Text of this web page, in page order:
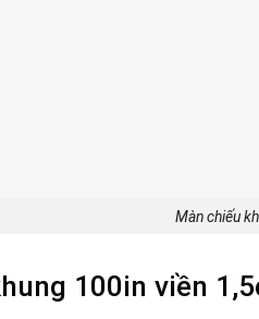
Màn chiếu
100in viền